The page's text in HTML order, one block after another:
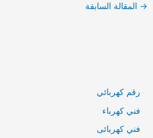
→ المقالة السابقة
رقم كهربائي
فني كهرباء
فني كهربائى